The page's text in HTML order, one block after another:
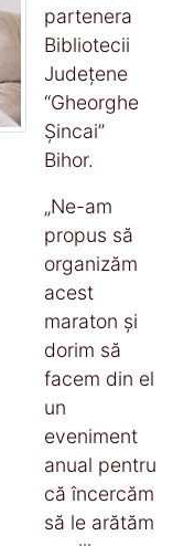
partenera
Bibliotecii
Județene
“Gheorghe
Șincai”
Bihor.
„Ne-am
propus să
organizăm
acest
maraton și
dorim să
facem din el
un
eveniment
anual pentru
că încercăm
să le arătăm